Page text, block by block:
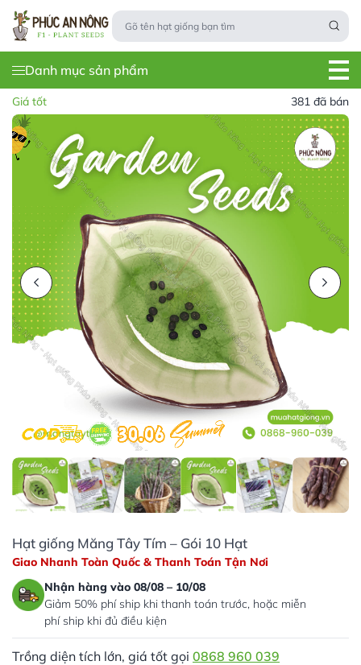
Danh mục sản phẩm
Giá tốt 381 đã bán
Hạt giống Măng Tây Tím – Gói 10 Hạt
Giao Nhanh Toàn Quốc & Thanh Toán Tận Nơi
Nhận hàng vào 08/08 – 10/08
Giảm 50% phí ship khi thanh toán trước, hoặc miễn
phí ship khi đủ điều kiện
Trồng diện tích lớn, giá tốt gọi 0868 960 039